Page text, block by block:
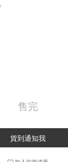
售完
貨到通知我